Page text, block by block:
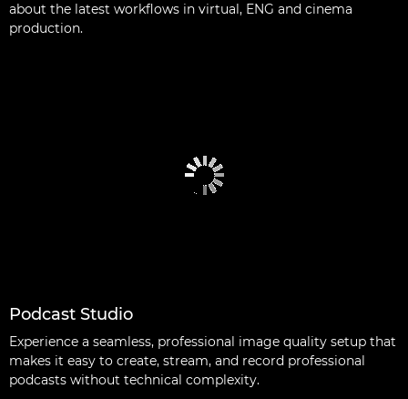
about the latest workflows in virtual, ENG and cinema
production.
Podcast Studio
Experience a seamless, professional image quality setup that
makes it easy to create, stream, and record professional
podcasts without technical complexity.